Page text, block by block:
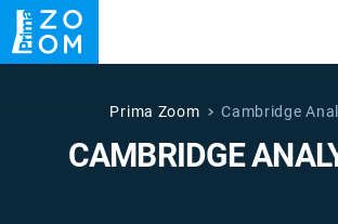
ZRÁDCI DRUHÁ SVĚTOVÁ
ZÁHADY VETŘELCI DÁVNOVĚKU
Prima Zoom Cambridge
CAMBRIDGE